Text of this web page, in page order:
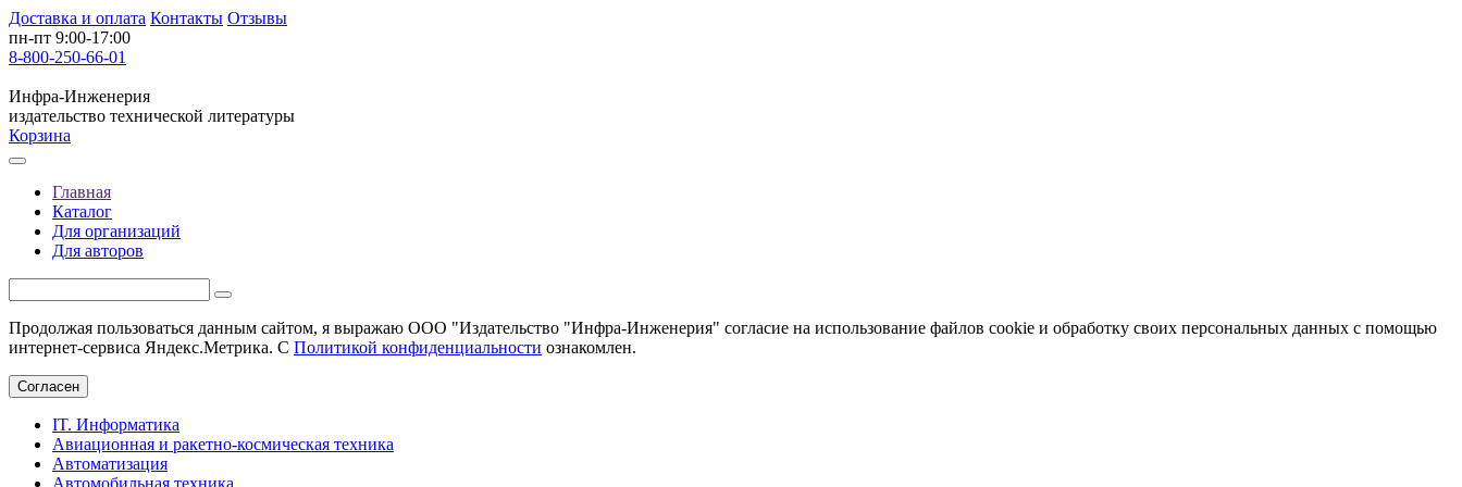
Доставка и оплата Контакты Отзывы
пн-пт 9:00-17:00
8-800-250-66-01
Инфра-Инженерия
издательство технической литературы
Корзина
Главная
Каталог
Для организаций
Для авторов
Продолжая пользоваться данным сайтом, я выражаю ООО "Издательство "Инфра-Инженерия" согласие на использование файлов cookie и обработку своих персональных данных с помощью
интернет-сервиса Яндекс.Метрика. С Политикой конфиденциальности ознакомлен.
Согласен
IT. Информатика
Авиационная и ракетно-космическая техника
Автоматизация
Автомобильная техника